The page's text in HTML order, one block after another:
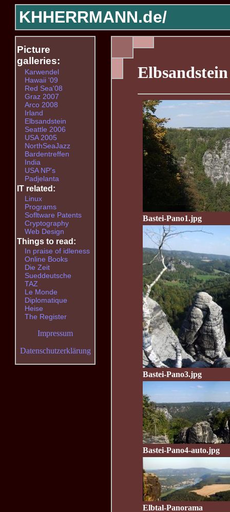
KHHERRMANN.de/
Elbsandstein
Bastei-Pano1.jpg
Bastei-Pano3.jpg
Bastei-Pano4-auto.jpg
Elbtal-Panorama
Picture
galleries:
Karwendel
Hawaii '09
Red Sea'08
Graz 2007
Arco 2008
Irland
Elbsandstein
Seattle 2006
USA 2005
NorthSeaJazz
Bardentreffen
India
USA NP's
Padjelanta
IT related:
Linux
Programs
Sofltware Patents
Cryptography
Web Design
Things to read:
In praise of idleness
Online Books
Die Zeit
Sueddeutsche
TAZ
Le Monde
Diplomatique
Heise
The Register
Impressum
Datenschutzerklärung